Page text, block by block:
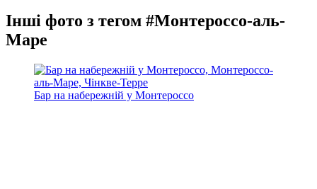
Інші фото з тегом #Монтероссо-аль-
Маре
Бар на набережній у Монтероссо